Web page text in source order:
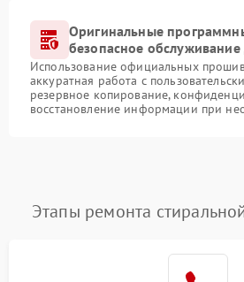
Оригинальные
безопасное
Использование официальных
аккуратная работа с
резервное копирование,
восстановление информации при
Этапы ремонта